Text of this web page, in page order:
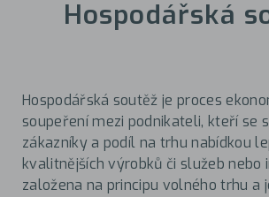
Hospodářská
Hospodářská soutěž je proces
soupeření mezi podnikateli, kteří se
zákazníky a podíl na trhu nabídkou
kvalitnějších výrobků či služeb nebo
založena na principu volného trhu a